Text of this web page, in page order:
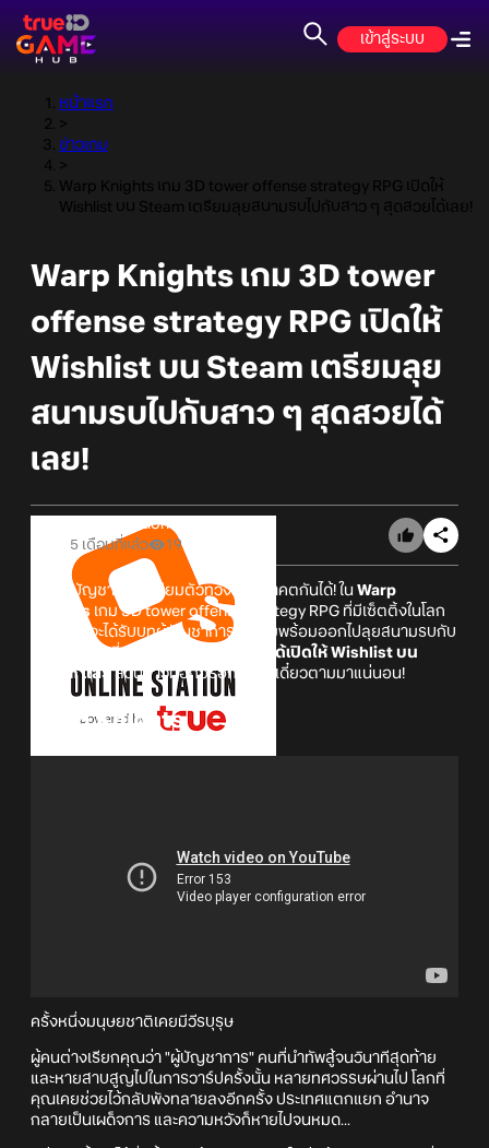
เข้าสู่ระบบ
หน้าแรก
>
ข่าวเกม
>
Warp Knights เกม 3D tower offense strategy RPG เปิดให้
Wishlist บน Steam เตรียมลุยสนามรบไปกับสาว ๆ สุดสวยได้เลย!
Warp Knights เกม 3D tower
offense strategy RPG เปิดให้
Wishlist บน Steam เตรียมลุย
สนามรบไปกับสาว ๆ สุดสวยได้
เลย!
Online Station
5 เดือนที่แล้ว
19
เหล่าผู้บัญชาการเตรียมตัวทวงคืนอนาคตกันได้! ใน Warp
Knights เกม 3D tower offense strategy RPG ที่มีเซ็ตติ้งในโลก
sci-fi เราจะได้รับบทผู้บัญชาการเตรียมพร้อมออกไปลุยสนามรบกับ
เหล่าเจ้าหน้าที่สาวสุดสวย
โดยตัวเกมได้เปิดให้ Wishlist บน
Steam แล้ว ส่วนชาวมือถือรอก่อนนะ เดี๋ยวตามมาแน่นอน!
Warp Knights
ครั้งหนึ่งมนุษยชาติเคยมีวีรบุรุษ
ผู้คนต่างเรียกคุณว่า "ผู้บัญชาการ" คนที่นำทัพสู้จนวินาทีสุดท้าย
และหายสาบสูญไปในการวาร์ปครั้งนั้น หลายทศวรรษผ่านไป โลกที่
คุณเคยช่วยไว้กลับพังทลายลงอีกครั้ง ประเทศแตกแยก อำนาจ
กลายเป็นเผด็จการ และความหวังก็หายไปจนหมด...